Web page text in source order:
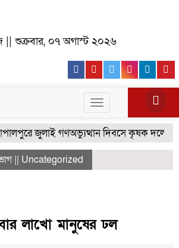
শুক্রবার, ০৭ অগাস্ট ২০২৬
Facebook
YoutubeTwitter
Toggle
navigation
জুলাই গণঅভ্যুত্থান দিবসে কৃষক দলের
|| Uncategorized
লাখো মানুষের ঢল